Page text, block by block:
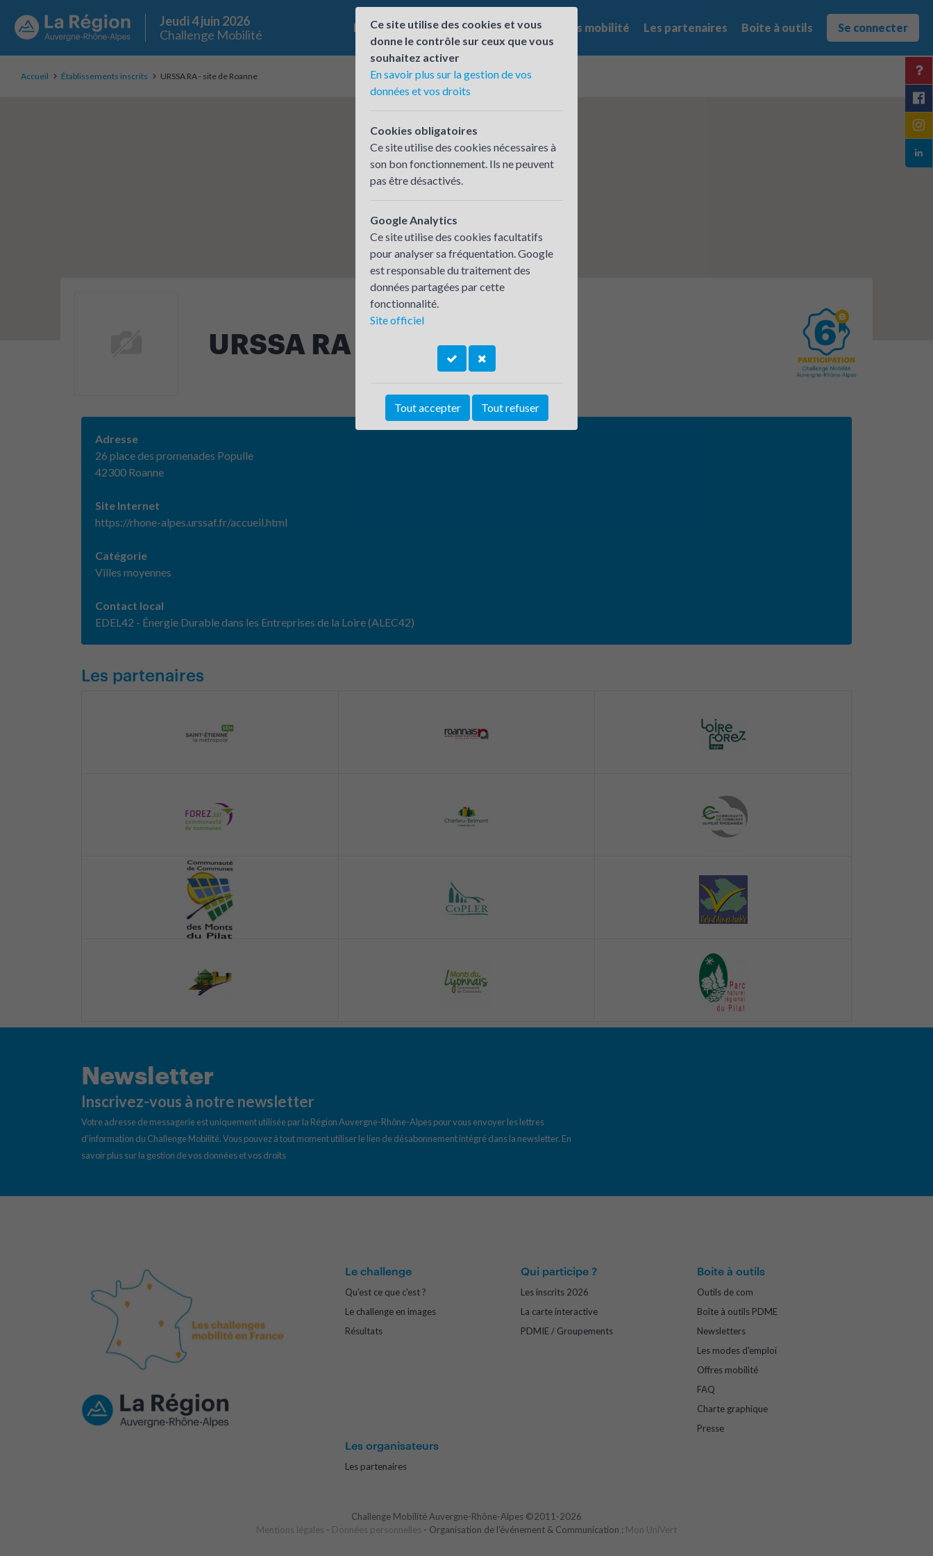
Jeudi 4 juin 2026
Challenge Mobilité
Le challenge Qui participe ? Les offres mobilité Les partenaires Boite à outils Se connecter
Accueil Établissements inscrits URSSA RA - site de Roanne
URSSA RA - site de Roanne
Adresse
26 place des promenades Populle
42300 Roanne
Site Internet
https://rhone-alpes.urssaf.fr/accueil.html
Catégorie
Villes moyennes
Contact local
EDEL42 - Énergie Durable dans les Entreprises de la Loire (ALEC42)
Les partenaires
Newsletter
Inscrivez-vous à notre newsletter
Votre adresse de messagerie est uniquement utilisée par la Région Auvergne-Rhône-Alpes pour vous envoyer les lettres
d’information du Challenge Mobilité. Vous pouvez à tout moment utiliser le lien de désabonnement intégré dans la newsletter. En
savoir plus sur la gestion de vos données et vos droits
Le challenge
Qu'est ce que c'est ?
Le challenge en images
Résultats
Qui participe ?
Les inscrits 2026
La carte interactive
PDMIE / Groupements
Boite à outils
Outils de com
Boîte à outils PDME
Newsletters
Les modes d'emploi
Offres mobilité
FAQ
Charte graphique
Presse
Les organisateurs
Les partenaires
Challenge Mobilité Auvergne-Rhône-Alpes ©2011-2026
Mentions légales - Données personnelles - Organisation de l'événement & Communication : Mon UniVert
Ce site utilise des cookies et vous
donne le contrôle sur ceux que vous
souhaitez activer
En savoir plus sur la gestion de vos
données et vos droits
Cookies obligatoires
Ce site utilise des cookies nécessaires à
son bon fonctionnement. Ils ne peuvent
pas être désactivés.
Google Analytics
Ce site utilise des cookies facultatifs
pour analyser sa fréquentation. Google
est responsable du traitement des
données partagées par cette
fonctionnalité.
Site officiel
Tout accepter Tout refuser